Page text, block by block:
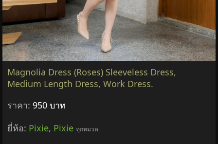
Magnolia Dress (Roses) Sleeveless Dress,
Medium Length Dress, Work Dress.
ราคา: 950 บาท
ยี่ห้อ: Pixie, Pixie ทุกหมวด